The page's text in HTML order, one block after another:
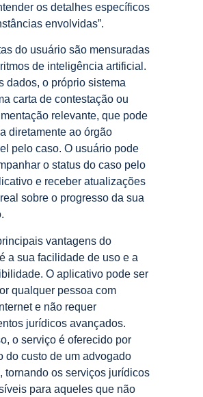
os detalhes específicos
envolvidas”.
do usuário são mensuradas
de inteligência artificial.
dados, o próprio sistema
carta de contestação ou
relevante, que pode
diretamente ao órgão
pelo caso. O usuário pode
o status do caso pelo
e receber atualizações
sobre o progresso da sua
vantagens do
a sua facilidade de uso e a
O aplicativo pode ser
qualquer pessoa com
e não requer
jurídicos avançados.
o serviço é oferecido por
do custo de um advogado
tornando os serviços jurídicos
para aqueles que não